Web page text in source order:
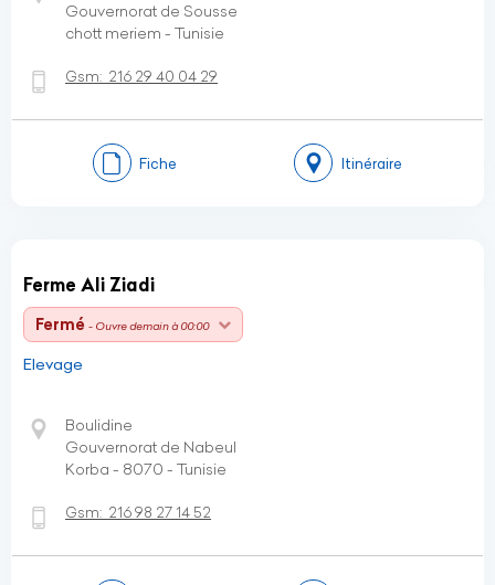
Gouvernorat de Sousse
chott meriem - Tunisie
Gsm: 216 29 40 04 29
Fiche Itinéraire
Ferme Ali Ziadi
Fermé - Ouvre demain à 00:00
Elevage
Boulidine
Gouvernorat de Nabeul
Korba - 8070 - Tunisie
Gsm: 216 98 27 14 52